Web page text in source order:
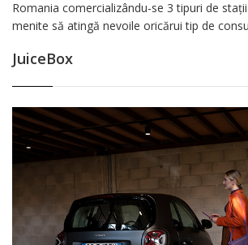
Romania comercializându-se 3 tipuri de
menite să atingă nevoile oricărui tip de
JuiceBox